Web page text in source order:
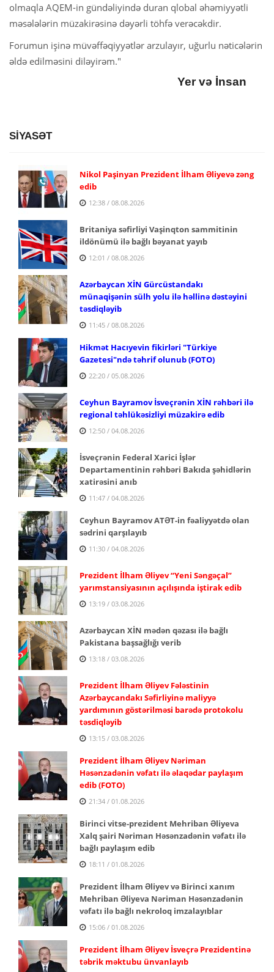
olmaqla AQEM-in gündəliyində duran qlobal əhəmiyyətli
məsələlərin müzakirəsinə dəyərli töhfə verəcəkdir.
Forumun işinə müvəffəqiyyətlər arzulayır, uğurlu nəticələrin
əldə edilməsini diləyirəm."
Yer və İnsan
SİYASƏT
Nikol Paşinyan Prezident İlham Əliyevə zəng
edib
12:38 / 08.08.2026
Britaniya səfirliyi Vaşinqton sammitinin
ildönümü ilə bağlı bəyanat yayıb
12:01 / 08.08.2026
Azərbaycan XİN Gürcüstandakı
münaqişənin sülh yolu ilə həllinə dəstəyini
təsdiqləyib
11:45 / 08.08.2026
Hikmət Hacıyevin fikirləri "Türkiye
Gazetesi"ndə təhrif olunub (FOTO)
22:20 / 05.08.2026
Ceyhun Bayramov İsveçrənin XİN rəhbəri ilə
regional təhlükəsizliyi müzakirə edib
12:50 / 04.08.2026
İsveçrənin Federal Xarici İşlər
Departamentinin rəhbəri Bakıda şəhidlərin
xatirəsini anıb
11:47 / 04.08.2026
Ceyhun Bayramov ATƏT-in fəaliyyətdə olan
sədrini qarşılayıb
11:30 / 04.08.2026
Prezident İlham Əliyev “Yeni Səngəçal”
yarımstansiyasının açılışında iştirak edib
13:19 / 03.08.2026
Azərbaycan XİN mədən qəzası ilə bağlı
Pakistana başsağlığı verib
13:18 / 03.08.2026
Prezident İlham Əliyev Fələstinin
Azərbaycandakı Səfirliyinə maliyyə
yardımının göstərilməsi barədə protokolu
təsdiqləyib
13:15 / 03.08.2026
Prezident İlham Əliyev Nəriman
Həsənzadənin vəfatı ilə əlaqədar paylaşım
edib (FOTO)
21:34 / 01.08.2026
Birinci vitse-prezident Mehriban Əliyeva
Xalq şairi Nəriman Həsənzadənin vəfatı ilə
bağlı paylaşım edib
18:11 / 01.08.2026
Prezident İlham Əliyev və Birinci xanım
Mehriban Əliyeva Nəriman Həsənzadənin
vəfatı ilə bağlı nekroloq imzalayıblar
15:06 / 01.08.2026
Prezident İlham Əliyev İsveçrə Prezidentinə
təbrik məktubu ünvanlayıb